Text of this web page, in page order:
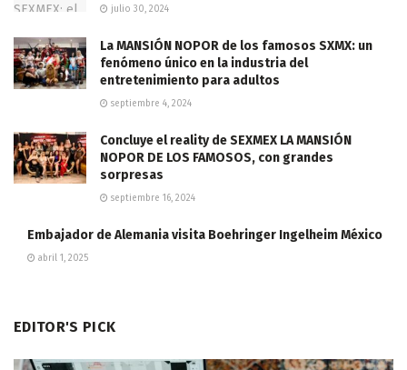
julio 30, 2024
La MANSIÓN NOPOR de los famosos SXMX: un
fenómeno único en la industria del
entretenimiento para adultos
septiembre 4, 2024
Concluye el reality de SEXMEX LA MANSIÓN
NOPOR DE LOS FAMOSOS, con grandes
sorpresas
septiembre 16, 2024
Embajador de Alemania visita Boehringer Ingelheim México
abril 1, 2025
EDITOR'S PICK